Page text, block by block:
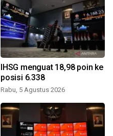
IHSG menguat 18,98 poin ke
posisi 6.338
Rabu, 5 Agustus 2026